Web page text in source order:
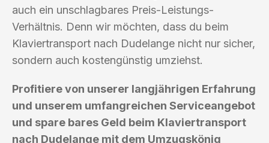
auch ein unschlagbares Preis-Leistungs-
Verhältnis. Denn wir möchten, dass du beim
Klaviertransport nach Dudelange nicht nur sicher,
sondern auch kostengünstig umziehst.
Profitiere von unserer langjährigen Erfahrung
und unserem umfangreichen Serviceangebot
und spare bares Geld beim Klaviertransport
nach Dudelange mit dem Umzugskönig